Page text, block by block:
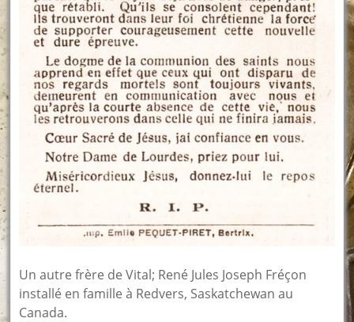
Un autre frère de Vital; René Jules Joseph Fréçon
installé en famille à Redvers, Saskatchewan au
Canada.